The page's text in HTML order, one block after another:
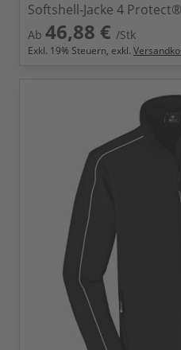
Softshell-Jacke 4
Ab 46,88 € /Stk
Exkl. 19% Steuern, exkl.